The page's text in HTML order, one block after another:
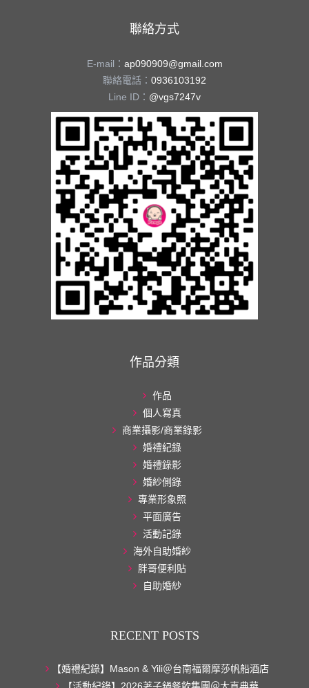
聯絡方式
E-mail： ap090909@gmail.com
聯絡電話： 0936103192
Line ID： @vgs7247v
作品分類
作品
個人寫真
商業攝影/商業錄影
婚禮紀錄
婚禮錄影
婚紗側錄
專業形象照
平面廣告
活動記錄
海外自助婚紗
胖哥便利貼
自助婚紗
RECENT POSTS
【婚禮紀錄】Mason & Yili＠台南福爾摩莎帆船酒店